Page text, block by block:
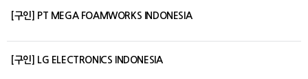
[구인] PT MEGA FOAMWORKS INDONESIA
[구인] LG ELECTRONICS INDONESIA